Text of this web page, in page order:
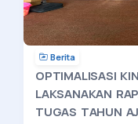
Berita
OPTIMALISASI
LAKSANAKAN
TUGAS TAHUN